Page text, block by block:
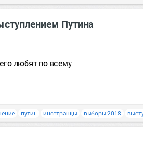
Путина
любят по всему
путин иностранцы выборы-2018